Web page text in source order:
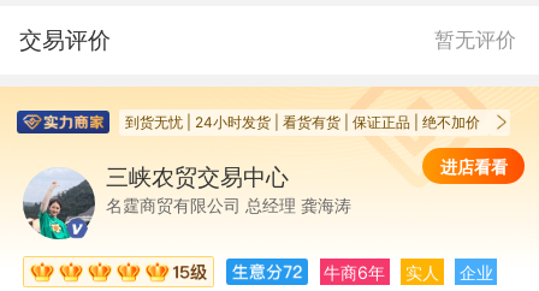
交易评价 暂无评价
到货无忧 | 24小时发货 | 看货有货 | 保证正品 | 绝不加价 | 绝不强
三
三峡农贸交易中心
名霆商贸有限公司 总经理 龚海涛
进店看看
牛商6年 实人 企业